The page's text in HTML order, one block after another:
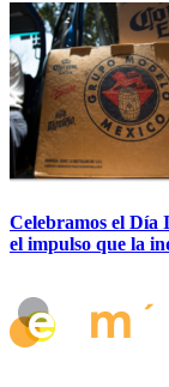
Celebramos el Día
el impulso que la